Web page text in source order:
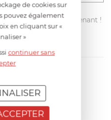
francisbatt.com ?
clients dès maintenant !
de cookies sur
pouvez également
en cliquant sur «
»
continuer sans